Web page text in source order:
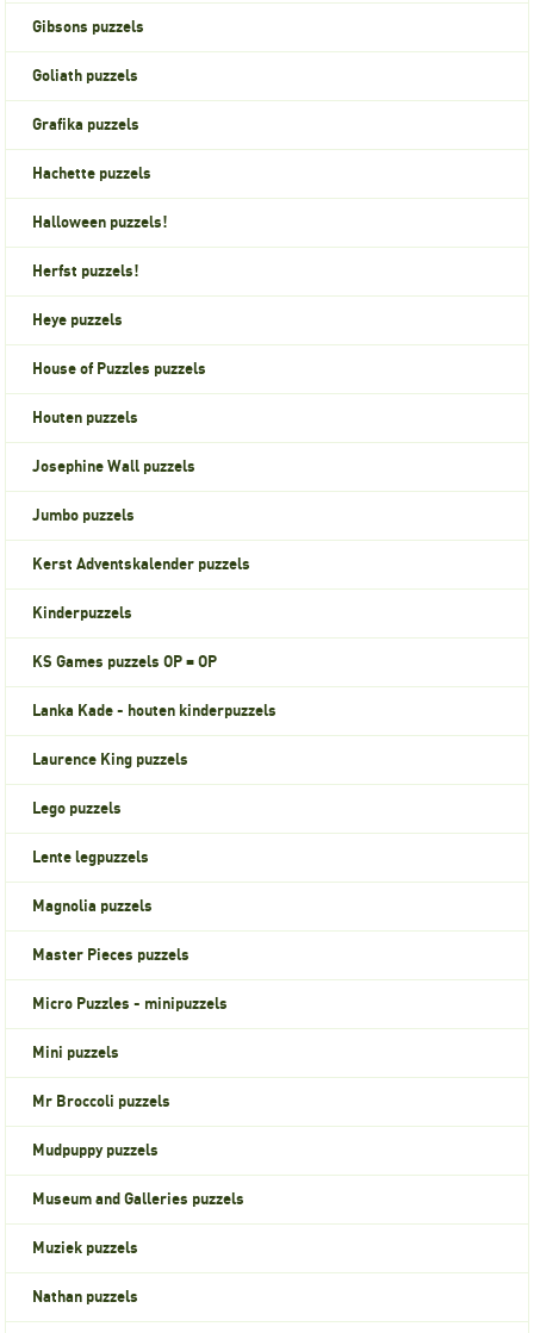
Gibsons puzzels
Goliath puzzels
Grafika puzzels
Hachette puzzels
Halloween puzzels!
Herfst puzzels!
Heye puzzels
House of Puzzles puzzels
Houten puzzels
Josephine Wall puzzels
Jumbo puzzels
Kerst Adventskalender puzzels
Kinderpuzzels
KS Games puzzels OP = OP
Lanka Kade - houten kinderpuzzels
Laurence King puzzels
Lego puzzels
Lente legpuzzels
Magnolia puzzels
Master Pieces puzzels
Micro Puzzles - minipuzzels
Mini puzzels
Mr Broccoli puzzels
Mudpuppy puzzels
Museum and Galleries puzzels
Muziek puzzels
Nathan puzzels